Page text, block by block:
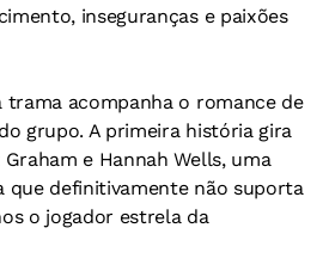
inseguranças e paixões
trama acompanha o romance de
grupo. A primeira história gira
e Hannah Wells, uma
que definitivamente não suporta
o jogador estrela da